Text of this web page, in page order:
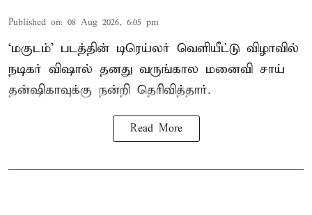
Published on: 08 Aug 2026, 6:05 pm
‘மகுடம்’ படத்தின் டிரெய்லர் வெளியீட்டு விழாவில்
நடிகர் விஷால் தனது வருங்கால மனைவி சாய்
தன்ஷிகாவுக்கு நன்றி தெரிவித்தார்.
Read More